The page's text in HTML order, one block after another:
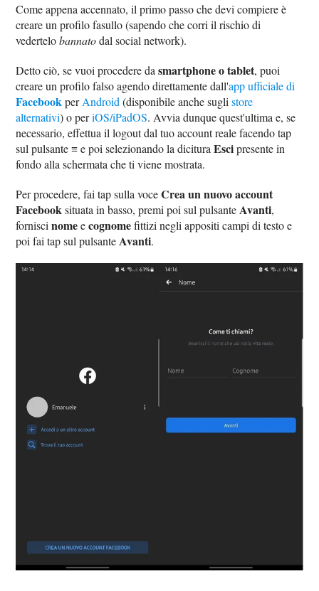
Come appena accennato, il primo passo che devi compiere è
creare un profilo fasullo (sapendo che corri il rischio di
vedertelobannatodal social network).
Detto ciò, se vuoi procedere dasmartphone o tablet, puoi
creare un profilo falso agendo direttamente dall'app ufficiale di
Facebook perAndroid (disponibile anche suglistore
alternativi) o periOS/iPadOS. Avvia dunque quest'ultima e, se
necessario, effettua il logout dal tuo account reale facendo tap
sul pulsante ≡ e poi selezionando la dicituraEscipresente in
fondo alla schermata che ti viene mostrata.
Per procedere, fai tap sulla voceCrea un nuovo account
Facebook situata in basso, premi poi sul pulsante Avanti,
forniscinomeecognomefittizi negli appositi campi di testo e
poi fai tap sul pulsante Avanti.